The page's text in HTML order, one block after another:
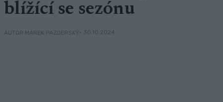
blížící se sezónu
AUTOR MAREK PAZDERSKÝ• 30.10.2024